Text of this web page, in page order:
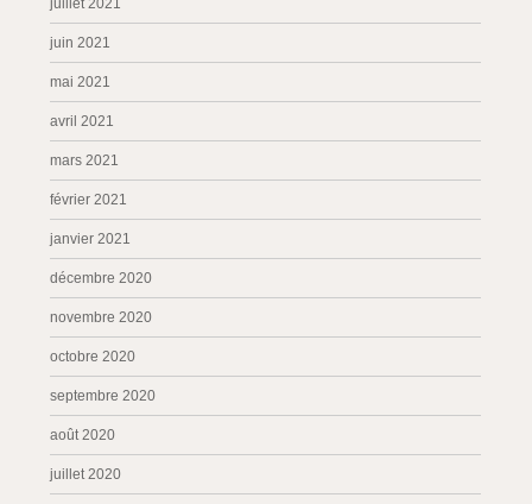
juillet 2021
juin 2021
mai 2021
avril 2021
mars 2021
février 2021
janvier 2021
décembre 2020
novembre 2020
octobre 2020
septembre 2020
août 2020
juillet 2020